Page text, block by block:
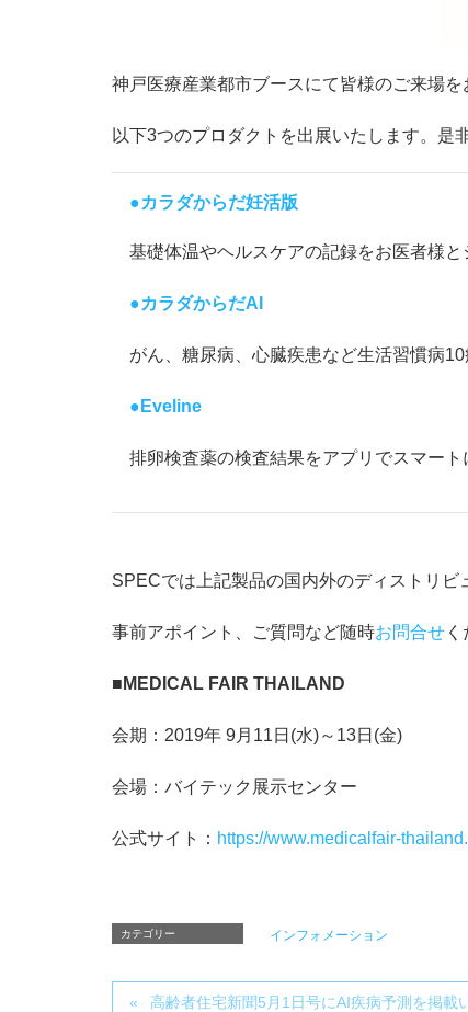
神戸医療産業都市ブースにて皆様のご来場を
以下3つのプロダクトを出展いたします。是
●カラダからだ妊活版
基礎体温やヘルスケアの記録をお医者様と
●カラダからだAI
がん、糖尿病、心臓疾患など生活習慣病
●Eveline
排卵検査薬の検査結果をアプリでスマート
SPECでは上記製品の国内外のディストリビ
事前アポイント、ご質問など随時お問合せ く
■MEDICAL FAIR THAILAND
会期：2019年 9月11日(水)～13日(金)
会場：バイテック展示センター
公式サイト： https://www.medicalfair-
カテゴリー インフォメーション
高齢者住宅新聞5月1日号にAI疾病予測を掲載